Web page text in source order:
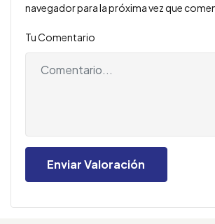
navegador para la próxima vez que
Tu Comentario